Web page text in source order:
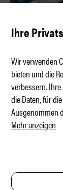
Analoger
Ihre
Wir verwenden
bieten und die
verbessern.
die Daten, für
Ausgenommen
Mehr anzeigen